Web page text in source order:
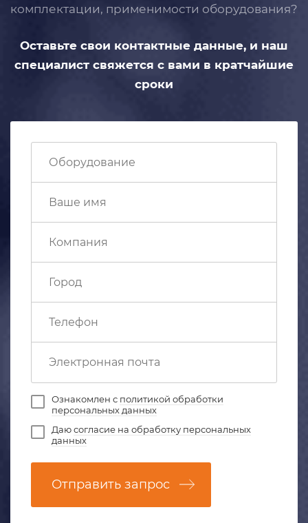
комплектации, применимости оборудования?
Оставьте свои контактные данные, и наш
специалист свяжется с вами в кратчайшие
сроки
Ознакомлен с политикой обработки
персональных данных
Даюсогласие на обработку персональных
данных
Отправить запрос